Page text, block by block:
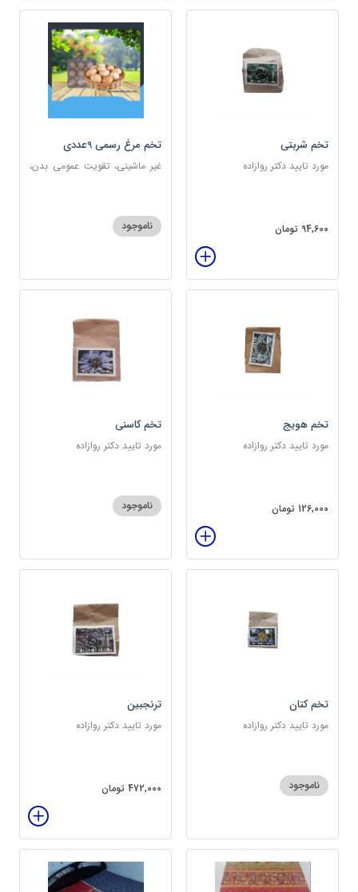
تخم شربتی
مورد تایید دکتر روازاده
94,600 تومان
تخم مرغ رسمی 9عددی
غیر ماشینی، تقویت عمومی بدن،
ناموجود
تخم هویج
مورد تایید دکتر روازاده
126,000 تومان
تخم کاسنی
مورد تایید دکتر روازاده
ناموجود
تخم کتان
مورد تایید دکتر روازاده
ناموجود
ترنجبین
مورد تایید دکتر روازاده
472,000 تومان